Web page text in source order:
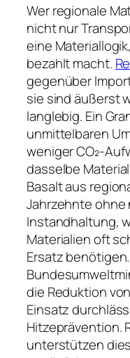
Wer regionale
nicht nur
eine
bezahlt macht.
gegenüber
sie sind äußerst
langlebig. Ein
unmittelbaren
weniger CO₂-
dasselbe
Basalt aus
Jahrzehnte
Instandhaltung,
Materialien oft
Ersatz
die Reduktion
Einsatz
Hitzeprävention.
unterstützen